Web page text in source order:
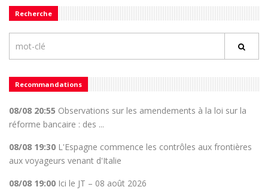
Recherche
Recommandations
08/08 20:55 Observations sur les amendements à la loi sur la
réforme bancaire : des ...
08/08 19:30 L'Espagne commence les contrôles aux frontières
aux voyageurs venant d'Italie
08/08 19:00 Ici le JT – 08 août 2026